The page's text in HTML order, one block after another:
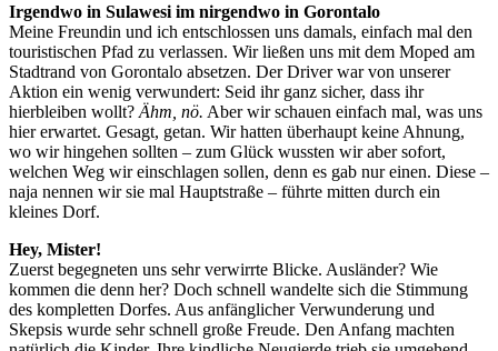
Irgendwo in Sulawesi im nirgendwo in Gorontalo
Meine Freundin und ich entschlossen uns damals, einfach mal den
touristischen Pfad zu verlassen. Wir ließen uns mit dem Moped am
Stadtrand von Gorontalo absetzen. Der Driver war von unserer
Aktion ein wenig verwundert: Seid ihr ganz sicher, dass ihr
hierbleiben wollt? Ähm, nö. Aber wir schauen einfach mal, was uns
hier erwartet. Gesagt, getan. Wir hatten überhaupt keine Ahnung,
wo wir hingehen sollten – zum Glück wussten wir aber sofort,
welchen Weg wir einschlagen sollen, denn es gab nur einen. Diese –
naja nennen wir sie mal Hauptstraße – führte mitten durch ein
kleines Dorf.
Hey, Mister!
Zuerst begegneten uns sehr verwirrte Blicke. Ausländer? Wie
kommen die denn her? Doch schnell wandelte sich die Stimmung
des kompletten Dorfes. Aus anfänglicher Verwunderung und
Skepsis wurde sehr schnell große Freude. Den Anfang machten